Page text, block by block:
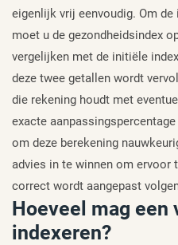
eigenlijk vrij eenvoudig. Om
moet u de gezondheidsindex
vergelijken met de initiële
deze twee getallen wordt
die rekening houdt met
exacte
om deze berekening
advies in te winnen om ervoor
correct wordt aangepast
Hoeveel mag een
indexeren?